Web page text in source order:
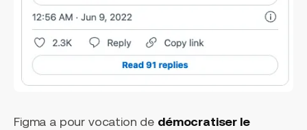
Figma a pour vocation de démocratiser le